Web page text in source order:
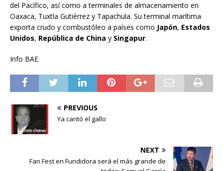
del Pacífico, así como a terminales de almacenamiento en
Oaxaca, Tuxtla Gutiérrez y Tapachula. Su terminal marítima
exporta crudo y combustóleo a países como Japón, Estados
Unidos, República de China y Singapur.
Info BAE
PREVIOUS
Ya cantó el gallo
NEXT
Fan Fest en Fundidora será el más grande de